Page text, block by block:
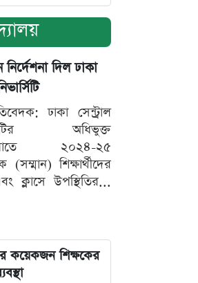
দিল ঢাকা
ঢাকা সেন্ট্রাল
অধিভুক্ত
২০২৪-২৫
(সম্মান) শিক্ষার্থীদের
ক্লাসে উপস্থিতির...
কয়েকজন শিক্ষকের